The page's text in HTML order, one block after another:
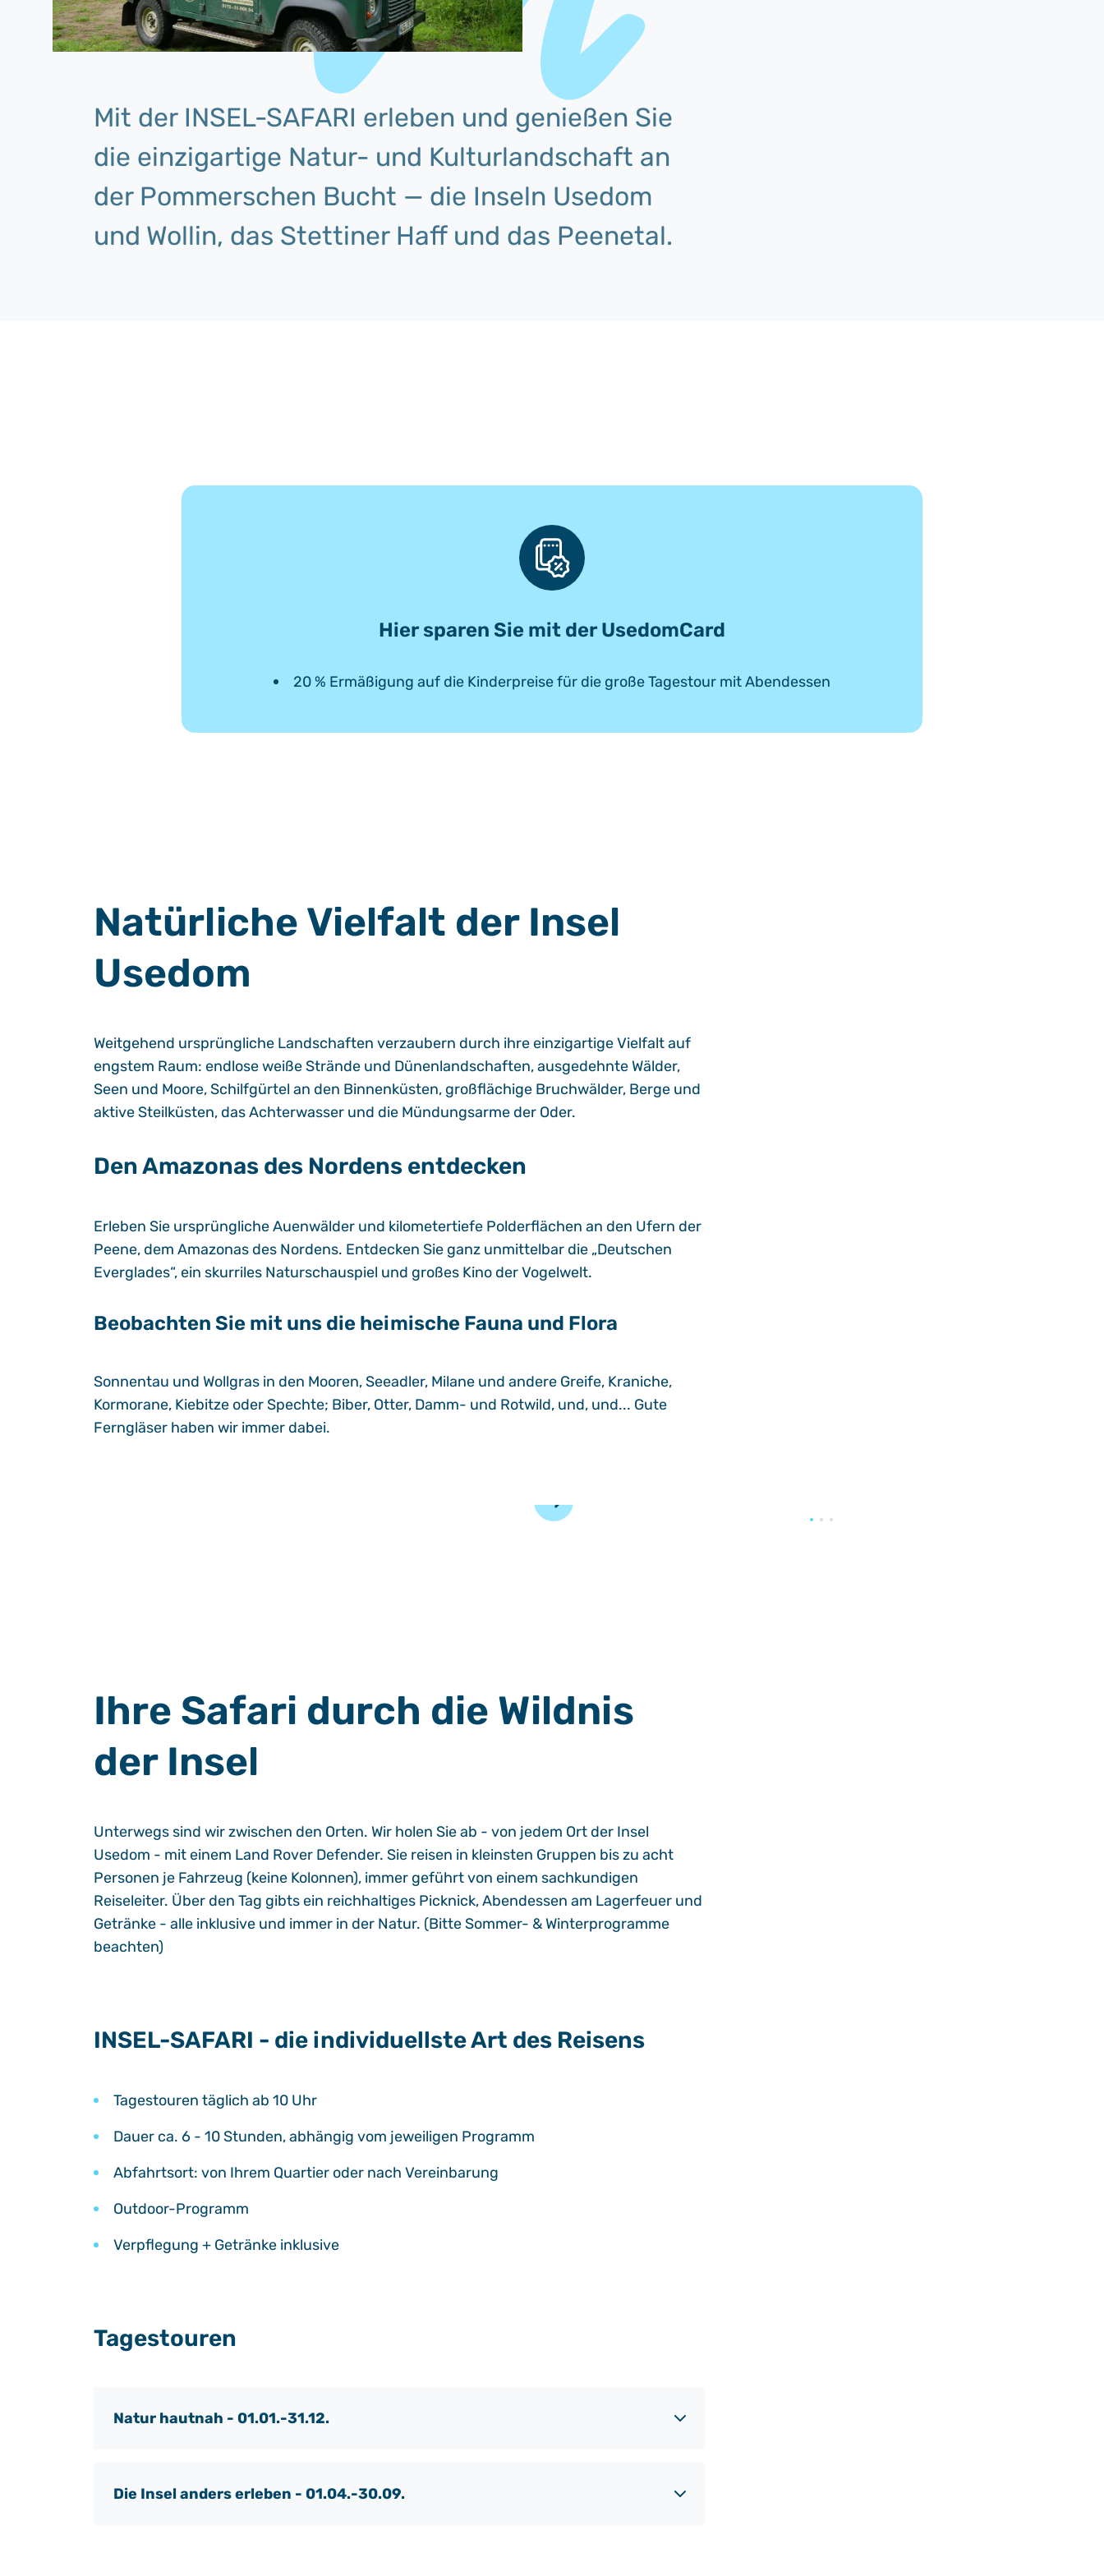
Mit der INSEL-SAFARI erleben und genießen Sie
die einzigartige Natur- und Kulturlandschaft an
der Pommerschen Bucht — die Inseln Usedom
und Wollin, das Stettiner Haff und das Peenetal.
Hier sparen Sie mit der UsedomCard
20 % Ermäßigung auf die Kinderpreise für die große Tagestour mit Abendessen
Natürliche Vielfalt der Insel
Usedom
Weitgehend ursprüngliche Landschaften verzaubern durch ihre einzigartige Vielfalt auf
engstem Raum: endlose weiße Strände und Dünenlandschaften, ausgedehnte Wälder,
Seen und Moore, Schilfgürtel an den Binnenküsten, großflächige Bruchwälder, Berge und
aktive Steilküsten, das Achterwasser und die Mündungsarme der Oder.
Den Amazonas des Nordens entdecken
Erleben Sie ursprüngliche Auenwälder und kilometertiefe Polderflächen an den Ufern der
Peene, dem Amazonas des Nordens. Entdecken Sie ganz unmittelbar die „Deutschen
Everglades“, ein skurriles Naturschauspiel und großes Kino der Vogelwelt.
Beobachten Sie mit uns die heimische Fauna und Flora
Sonnentau und Wollgras in den Mooren, Seeadler, Milane und andere Greife, Kraniche,
Kormorane, Kiebitze oder Spechte; Biber, Otter, Damm- und Rotwild, und, und... Gute
Ferngläser haben wir immer dabei.
Ihre Safari durch die Wildnis
der Insel
Unterwegs sind wir zwischen den Orten. Wir holen Sie ab - von jedem Ort der Insel
Usedom - mit einem Land Rover Defender. Sie reisen in kleinsten Gruppen bis zu acht
Personen je Fahrzeug (keine Kolonnen), immer geführt von einem sachkundigen
Reiseleiter. Über den Tag gibts ein reichhaltiges Picknick, Abendessen am Lagerfeuer und
Getränke - alle inklusive und immer in der Natur. (Bitte Sommer- & Winterprogramme
beachten)
INSEL-SAFARI - die individuellste Art des Reisens
Tagestouren täglich ab 10 Uhr
Dauer ca. 6 - 10 Stunden, abhängig vom jeweiligen Programm
Abfahrtsort: von Ihrem Quartier oder nach Vereinbarung
Outdoor-Programm
Verpflegung + Getränke inklusive
Tagestouren
Natur hautnah - 01.01.-31.12.
Die Insel anders erleben - 01.04.-30.09.